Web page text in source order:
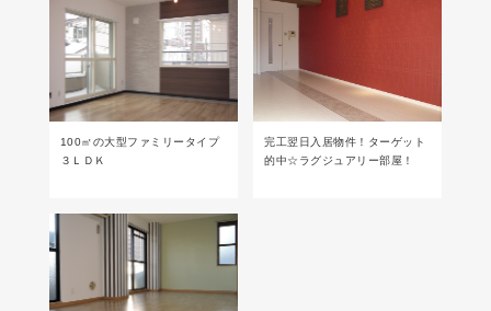
100㎡の大型ファミリータイプ
３ＬＤＫ
完工翌日入居物件！ターゲット
的中☆ラグジュアリー部屋！